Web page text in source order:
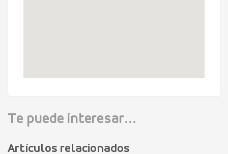
Te puede interesar...
Artículos relacionados